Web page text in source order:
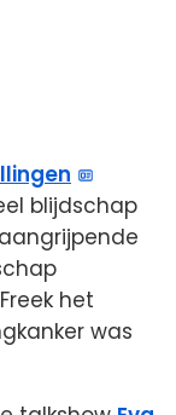
blijdschap
het
was